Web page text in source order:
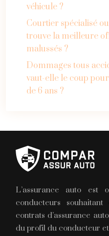
véhicule ?
Courtier spécialisé
trouve la meilleure
malussés ?
Dommages tous
vaut-elle le coup
de 6 ans ?
L’assurance auto est
conducteurs
contrats d’assurance
du profil du conducteur